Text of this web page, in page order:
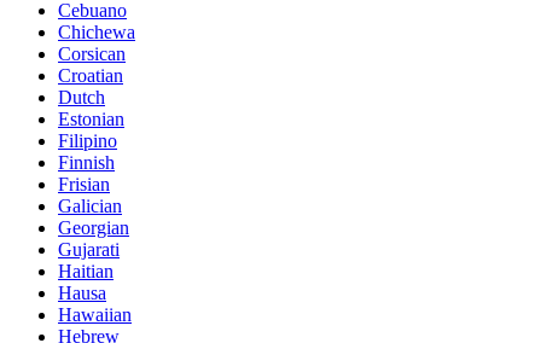
Cebuano
Chichewa
Corsican
Croatian
Dutch
Estonian
Filipino
Finnish
Frisian
Galician
Georgian
Gujarati
Haitian
Hausa
Hawaiian
Hebrew